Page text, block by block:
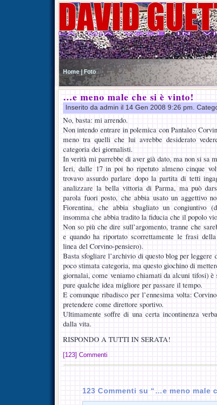
Home | Foto
…e meno male che si è vinto!
Inserito da admin il 14 Gen 2008 9:26 pm.
No, basta: mi arrendo.
Non intendo entrare in polemica con Pantaleo
meno tra quelli che lui avrebbe desiderato
categoria dei giornalisti.
In verità mi parrebbe di aver già dato, ma non si sa
Ieri, dalle 17 in poi ho ripetuto almeno cinque
trovavo assurdo parlare dopo la partita di tetti
analizzare la bella vittoria di Parma, ma può
parola fuori posto, che abbia usato un aggettivo
Fiorentina, che abbia sbagliato un
insomma che abbia tradito la fiducia che il popolo
Non so più che dire sull’argomento, tranne che
e quando ha riportato scorrettamente le frasi
linea del Corvino-pensiero).
Basta sfogliare l’archivio di questo blog per
poco stimata categoria, ma questo giochino di
giornalai, come veniamo chiamati da alcuni tifosi) è
pure qualche idea migliore per passare il tempo.
E comunque ribadisco per l’ennesima volta:
pretendere come direttore sportivo.
Ultimamente soffre di una certa incontinenza
dalla vita.
RISPONDO A TUTTI IN SERATA!
[123] Commenti
123 Commenti su “…e meno male